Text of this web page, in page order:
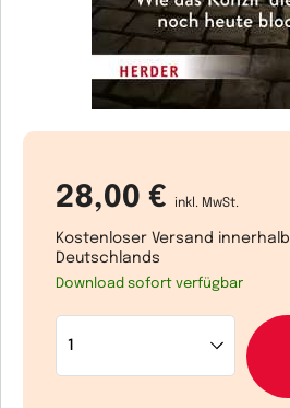
28,00 € inkl. MwSt.
Kostenloser Versand innerhalb
Deutschlands
Download sofort verfügbar